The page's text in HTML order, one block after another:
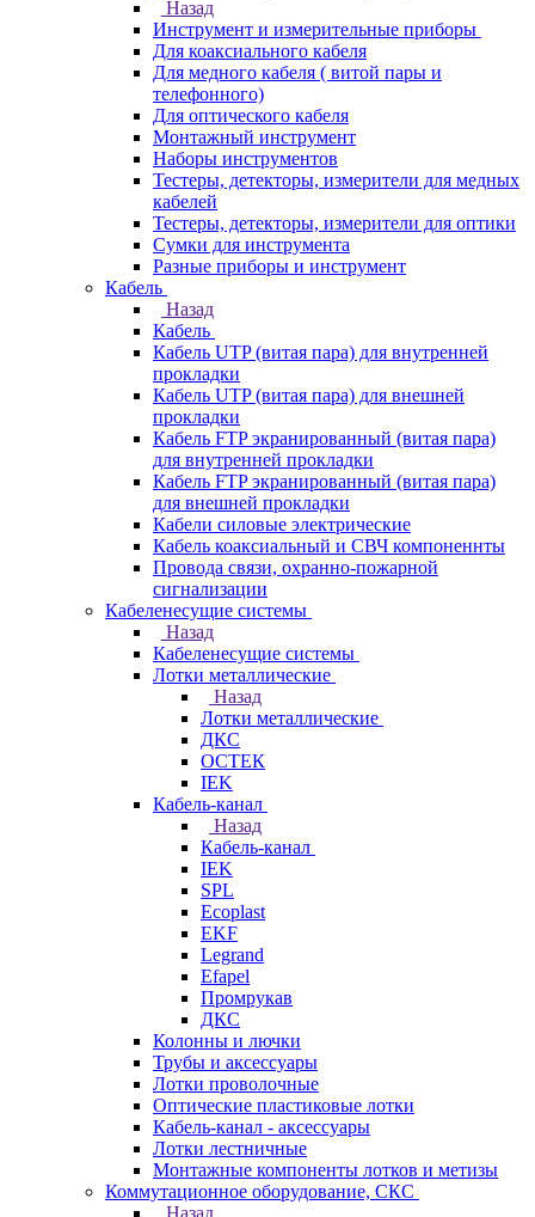
Назад
Инструмент и измерительные приборы
Для коаксиального кабеля
Для медного кабеля ( витой пары и
телефонного)
Для оптического кабеля
Монтажный инструмент
Наборы инструментов
Тестеры, детекторы, измерители для медных
кабелей
Тестеры, детекторы, измерители для оптики
Сумки для инструмента
Разные приборы и инструмент
Кабель
Назад
Кабель
Кабель UTP (витая пара) для внутренней
прокладки
Кабель UTP (витая пара) для внешней
прокладки
Кабель FTP экранированный (витая пара)
для внутренней прокладки
Кабель FTP экранированный (витая пара)
для внешней прокладки
Кабели силовые электрические
Кабель коаксиальный и СВЧ компоненнты
Провода связи, охранно-пожарной
сигнализации
Кабеленесущие системы
Назад
Кабеленесущие системы
Лотки металлические
Назад
Лотки металлические
ДКС
ОСТЕК
IEK
Кабель-канал
Назад
Кабель-канал
IEK
SPL
Ecoplast
EKF
Legrand
Efapel
Промрукав
ДКС
Колонны и лючки
Трубы и аксессуары
Лотки проволочные
Оптические пластиковые лотки
Кабель-канал - аксессуары
Лотки лестничные
Монтажные компоненты лотков и метизы
Коммутационное оборудование, СКС
Назад